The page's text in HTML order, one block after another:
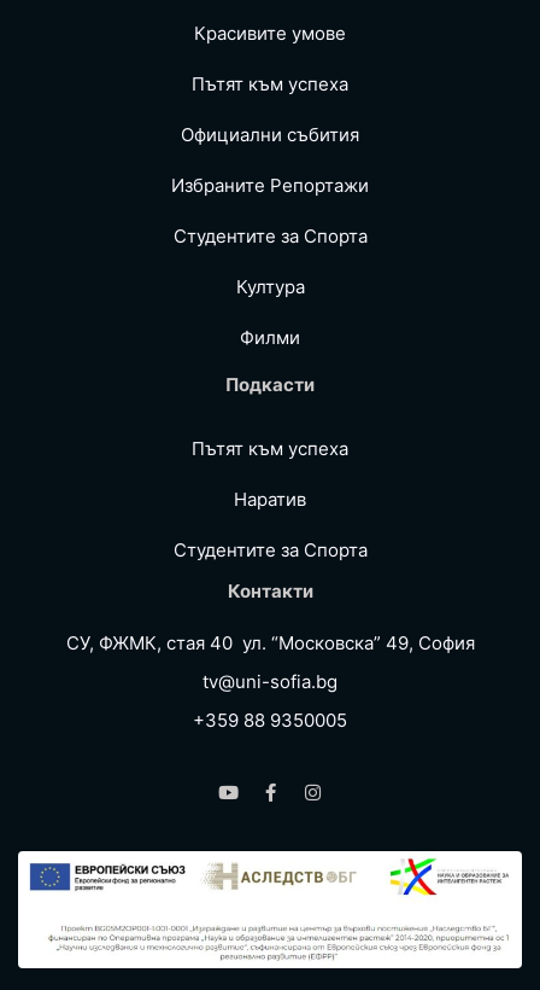
Красивите умове
Пътят към успеха
Официални събития
Избраните Репoртажи
Студентите за Спортa
Култура
Филми
Подкасти
Пътят към успеха
Наратив
Студентите за Спортa
Контакти
СУ, ФЖМК, стая 40 ул. “Московска” 49, София
tv@uni-sofia.bg
+359 88 9350005